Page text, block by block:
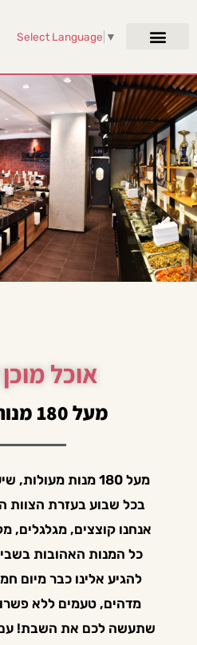
Select Language ▼
חנות אוכל מוכן לשבת
אוכל
מעל 180 מנות עשירות
מעל 180 מנות מעולות, שיעשו לכם את השבת!
בכל שבוע בעזרת הצוות
אנחנו קוצצים, מגלגלים,
כל המנות האהובות
להגיע אלינו כבר מיום
מדהים, טעמים ללא
שתעשה לכם את השבת! עם